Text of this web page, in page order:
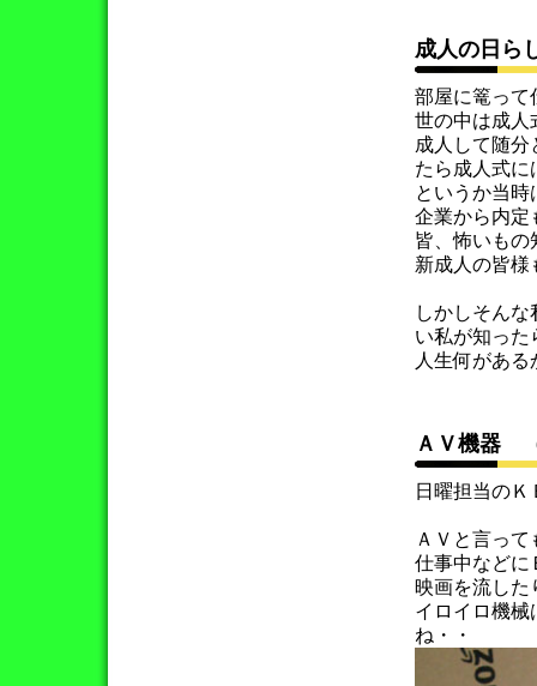
成人の日ら
部屋に篭って
世の中は成人
成人して随
たら成人式に
というか当
企業から内定
皆、怖いもの
新成人の皆様
しかしそん
い私が知った
人生何があ
ＡＶ機器
日曜担当のＫ
ＡＶと言っ
仕事中などに
映画を流した
イロイロ機械
ね・・